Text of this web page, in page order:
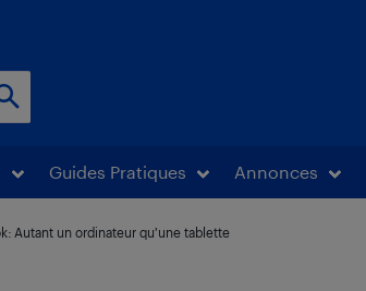
Guides Pratiques Annonces
Autant un ordinateur qu’une tablette